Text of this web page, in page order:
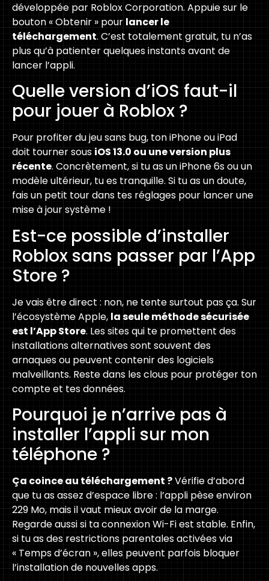
développée par Roblox Corporation. Appuie sur le
bouton « Obtenir » pour lancer le
téléchargement. C’est totalement gratuit, tu n’as
plus qu’à patienter quelques instants avant de
lancer l’appli.
Quelle version d’iOS faut-il
pour jouer à Roblox ?
Pour profiter du jeu sans bug, ton iPhone ou iPad
doit tourner sousiOS 13.0 ou une version plus
récente. Concrètement, si tu as un iPhone 6s ou un
modèle ultérieur, tu es tranquille. Si tu as un doute,
fais un petit tour dans tes réglages pour lancer une
mise à jour système !
Est-ce possible d’installer
Roblox sans passer par l’App
Store ?
Je vais être direct : non, ne tente surtout pas ça. Sur
l’écosystème Apple, la seule méthode sécurisée
est l’App Store. Les sites qui te promettent des
installations alternatives sont souvent des
arnaques ou peuvent contenir des logiciels
malveillants. Reste dans les clous pour protéger ton
compte et tes données.
Pourquoi je n’arrive pas à
installer l’appli sur mon
téléphone ?
Ça coince au téléchargement ?Vérifie d’abord
que tu as assez d’espace libre : l’appli pèse environ
229 Mo, mais il vaut mieux avoir de la marge.
Regarde aussi si ta connexion Wi-Fi est stable. Enfin,
si tu as des restrictions parentales activées via
« Temps d’écran », elles peuvent parfois bloquer
l’installation de nouvelles apps.